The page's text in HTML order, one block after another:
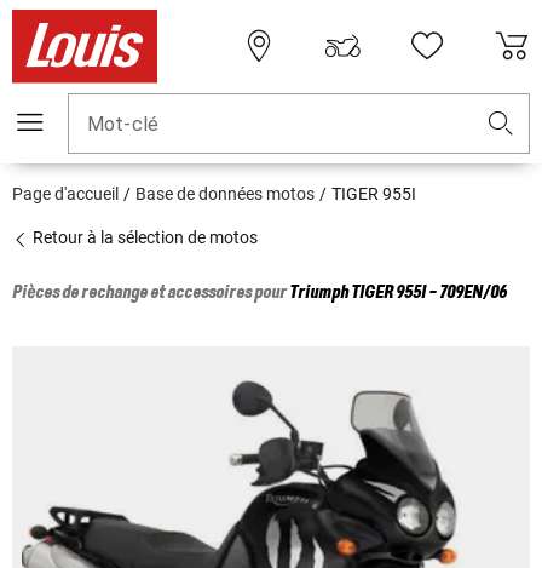
Mot-clé
Page d'accueil Base de données motos TIGER 955I
Retour à la sélection de motos
Pièces de rechange et accessoires pourTriumphTIGER 955I - 709EN/06